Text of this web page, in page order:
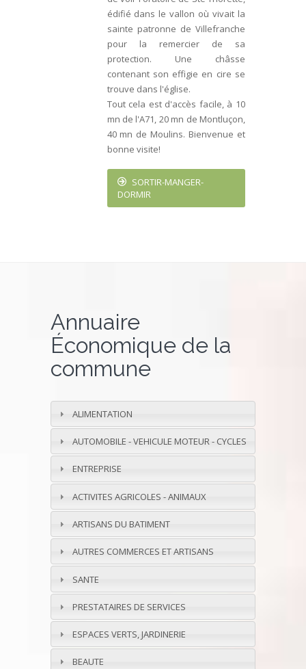
édifié dans le vallon où vivait la
sainte patronne de Villefranche
pour la remercier de sa
protection. Une châsse
contenant son effigie en cire se
trouve dans l'église.
Tout cela est d'accès facile, à 10
mn de l'A71, 20 mn de Montluçon,
40 mn de Moulins. Bienvenue et
bonne visite!
SORTIR-MANGER-
DORMIR
Annuaire
Économique de la
commune
ALIMENTATION
AUTOMOBILE - VEHICULE MOTEUR - CYCLES
ENTREPRISE
ACTIVITES AGRICOLES - ANIMAUX
ARTISANS DU BATIMENT
AUTRES COMMERCES ET ARTISANS
SANTE
PRESTATAIRES DE SERVICES
ESPACES VERTS, JARDINERIE
BEAUTE